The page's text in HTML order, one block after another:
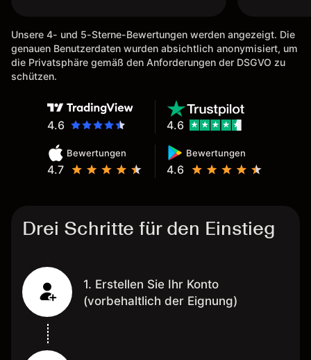
Unsere 4- und 5-Sterne-Bewertungen werden angezeigt. Die
genauen Benutzerdaten wurden absichtlich anonymisiert, um
die Privatsphäre gemäß den Anforderungen der DSGVO zu
schützen.
4.6
Bewertungen
4.7
Bewertungen
4.6
4.6
Drei Schritte für den Einstieg
1. Erstellen Sie Ihr Konto
(vorbehaltlich der Eignung)